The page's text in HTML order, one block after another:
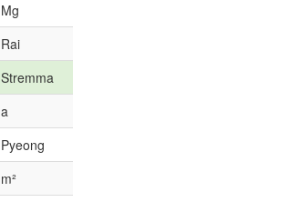
Mg
Rai
Stremma
a
Pyeong
m²